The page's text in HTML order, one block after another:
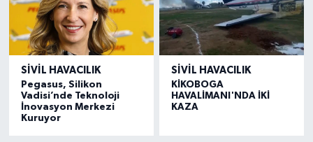
SIVIL HAVACILIK
Pegasus, Silikon
Vadisi’nde Teknoloji
İnovasyon Merkezi
Kuruyor
SIVIL HAVACILIK
KİKOBOGA
HAVALİMANI'NDA İKİ
KAZA